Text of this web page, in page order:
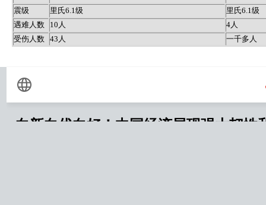
震级
里氏6.1级
里氏6.1级
遇难人数
10人
4人
受伤人数 43人 一千多人